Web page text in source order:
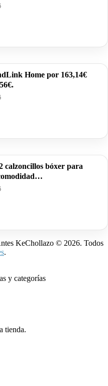
Home por 163,14€
calzoncillos bóxer para
KeChollazo © 2026. Todos
.
y categorías
tienda.